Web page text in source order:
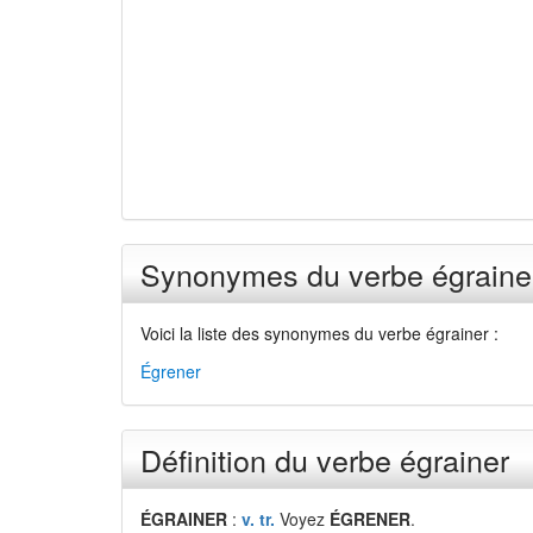
Synonymes du verbe
Voici la liste des synonymes du verbe égrainer :
Égrener
Définition du verbe égrainer
ÉGRAINER : v. tr. Voyez ÉGRENER.